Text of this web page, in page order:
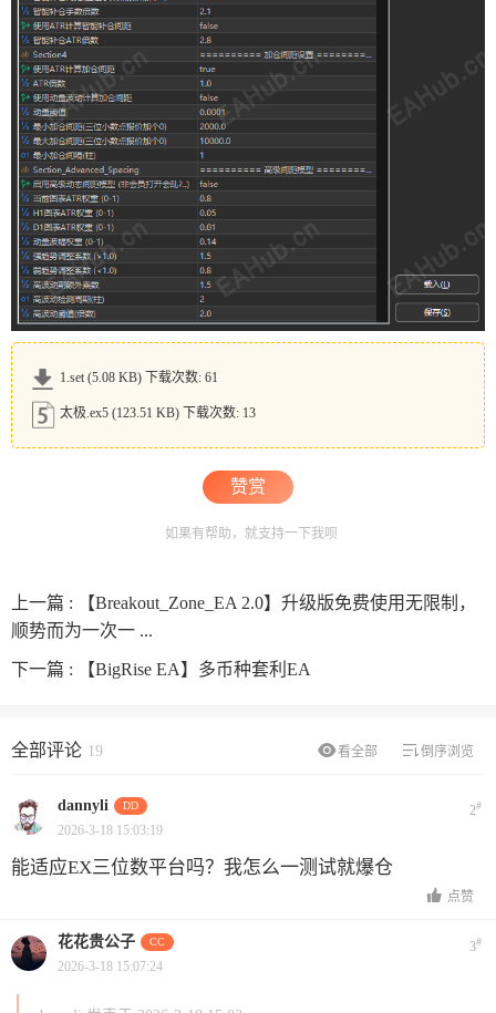
1.set (5.08 KB) 下载次数: 61
太极.ex5 (123.51 KB) 下载次数: 13
赞赏
如果有帮助，就支持一下我呗
上一篇 :
【Breakout_Zone_EA 2.0】升级版免费使用无限制，
顺势而为一次一 ...
下一篇 : 【BigRise EA】多币种套利EA
看全部 倒序浏览
全部评论 19
dannyli DD 2#
2026-3-18 15:03:19
能适应EX三位数平台吗？我怎么一测试就爆仓
点赞
花花贵公子 CC 3#
2026-3-18 15:07:24